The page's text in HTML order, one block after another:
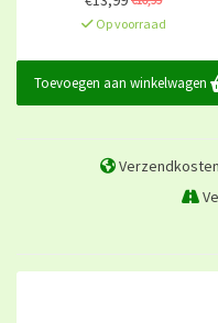
Op voorraad
Toevoegen aan winkelwagen